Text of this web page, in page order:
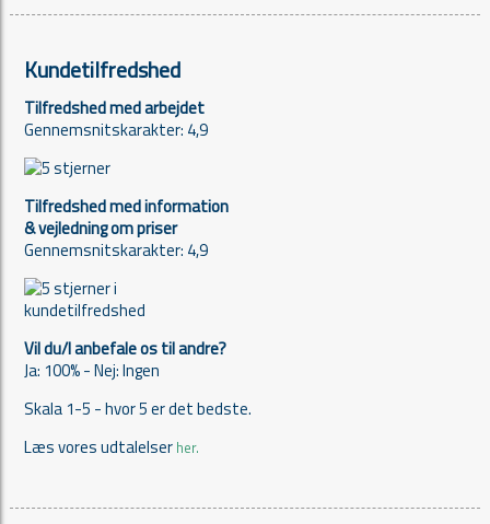
Kundetilfredshed
Tilfredshed med arbejdet
Gennemsnitskarakter: 4,9
Tilfredshed med information
& vejledning om priser
Gennemsnitskarakter: 4,9
Vil du/I anbefale os til andre?
Ja: 100% - Nej: Ingen
Skala 1-5 - hvor 5 er det bedste.
Læs vores udtalelserher.